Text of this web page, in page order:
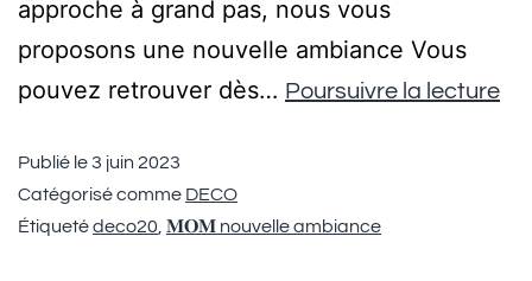
approche à grand pas, nous vous
proposons une nouvelle ambiance Vous
pouvez retrouver dès… Poursuivre la lecture
Publié le3 juin 2023
Catégorisé comme DECO
Étiquetédeco20 𝐌𝐎𝐌 nouvelle ambiance